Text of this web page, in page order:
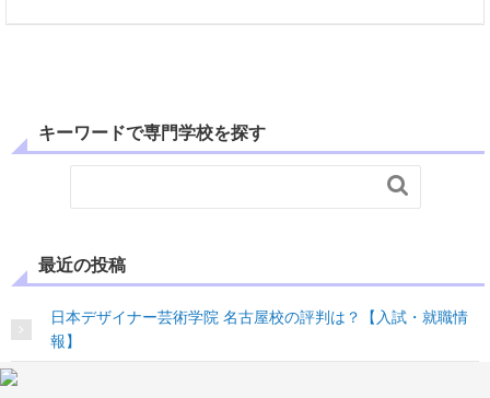
キーワードで専門学校を探す

最近の投稿
日本デザイナー芸術学院 名古屋校の評判は？【入試・就職情
報】